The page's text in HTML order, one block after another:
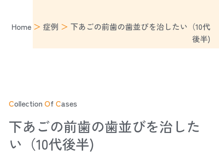
Home ＞症例 ＞下あごの前歯の歯並びを治したい（10代
後半)
Collection Of Cases
下あごの前歯の歯並びを治した
い（10代後半)